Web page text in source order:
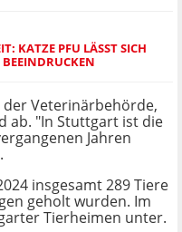
KATZE PFU LÄSST SICH
der Veterinärbehörde,
ab. "In Stuttgart ist die
Jahren
insgesamt 289 Tiere
geholt wurden. Im
Tierheimen unter.